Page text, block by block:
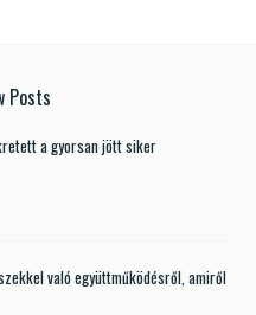
Posts
a gyorsan jött siker
való együttműködésről, amiről